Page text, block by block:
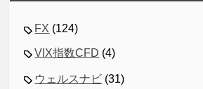
FX (124)
VIX指数CFD (4)
ウェルスナビ (31)